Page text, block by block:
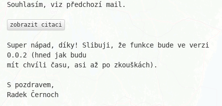
Souhlasím, viz předchozí mail.
zobrazit citaci
Super nápad, díky! Slibuji, že funkce bude ve verzi
0.0.2 (hned jak budu
mít chvíli času, asi až po zkouškách).
S pozdravem,
Radek Černoch